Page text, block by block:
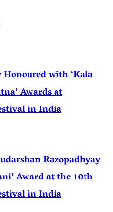
Honoured with ‘Kala
Awards at
in India
Razopadhyay
Award at the 10th
in India